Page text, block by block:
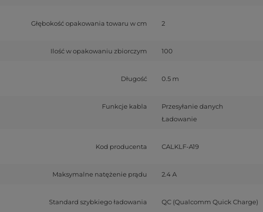
Głębokość opakowania towaru w cm 2
Ilość w opakowaniu zbiorczym 100
Długość 0.5 m
Funkcje kabla
Przesyłanie danych
Ładowanie
Kod producenta CALKLF-A19
Maksymalne natężenie prądu 2.4 A
Standard szybkiego ładowania QC (Qualcomm Quick Charge)